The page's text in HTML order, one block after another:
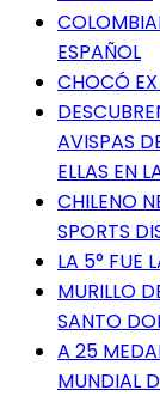
ESPAÑOL
CHOCÓ
AVISPAS
ELLAS EN
CHILENO
SPORTS
LA 5° FUE
MURILLO
SANTO
A 25
MUNDIAL